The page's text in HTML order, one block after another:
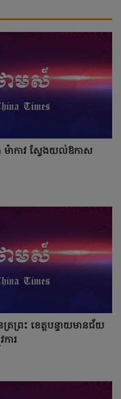
ាកាវ ស្វែងយល់ឱកាស
ត្រព្រះ ខេត្តបន្ទាយមានជ័យ
ារ